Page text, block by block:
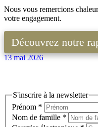
Nous vous remercions
votre engagement.
Découvrez notre
13 mai 2026
S'inscrire à la newsletter
Prénom *
Nom de famille *